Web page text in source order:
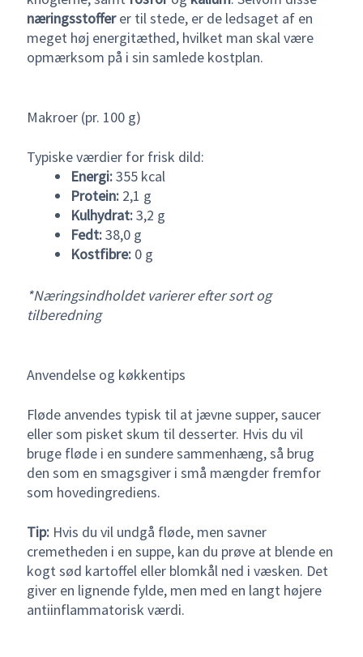
næringsstofferer til stede, er de ledsaget af en
meget høj energitæthed, hvilket man skal være
opmærksom på i sin samlede kostplan.
Makroer (pr. 100 g)
Typiske værdier for frisk dild:
Energi:355 kcal
Protein:2,1 g
Kulhydrat:3,2 g
Fedt:38,0 g
Kostfibre:0 g
*Næringsindholdet varierer efter sort og
tilberedning
Anvendelse og køkkentips
Fløde anvendes typisk til at jævne supper, saucer
eller som pisket skum til desserter. Hvis du vil
bruge fløde i en sundere sammenhæng, så brug
den som en smagsgiver i små mængder fremfor
som hovedingrediens.
Tip:Hvis du vil undgå fløde, men savner
cremetheden i en suppe, kan du prøve at blende en
kogt sød kartoffel eller blomkål ned i væsken. Det
giver en lignende fylde, men med en langt højere
antiinflammatorisk værdi.